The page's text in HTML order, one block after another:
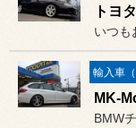
トヨ
いつも
MK-
BMW